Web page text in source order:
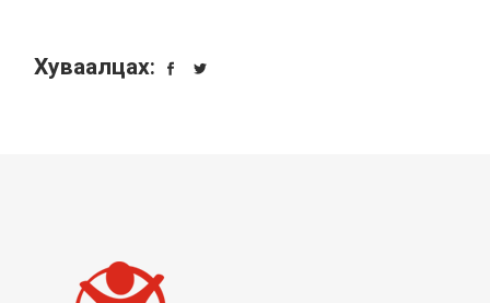
Хуваалцах: